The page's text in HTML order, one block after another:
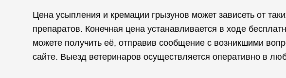
Цена усыпления и кремации грызунов может зависеть от
препаратов. Конечная цена устанавливается в ходе
можете получить её, отправив сообщение с возникшими
сайте. Выезд ветеринаров осуществляется оперативно в